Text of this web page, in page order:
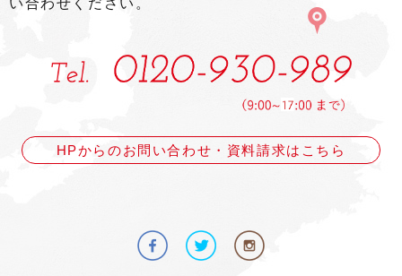
HPからのお問い合わせ・資料請求はこちら